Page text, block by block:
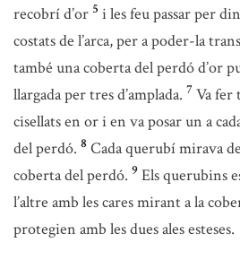
recobrí d’or 5 i les feu passar per
costats de l’arca, per a poder-la
també una coberta del perdó d’or
llargada per tres d’amplada. 7 Va fer
cisellats en or i en va posar un a
del perdó. 8 Cada querubí mirava
coberta del perdó. 9 Els querubins
l’altre amb les cares mirant a la
protegien amb les dues ales esteses.